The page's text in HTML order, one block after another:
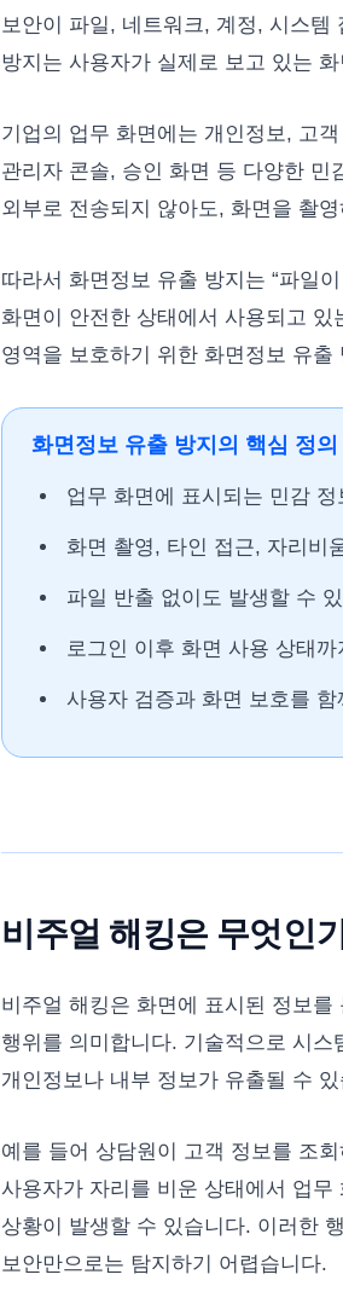
보안이 파일, 네트워크, 계정, 시스
방지는 사용자가 실제로 보고 있는
기업의 업무 화면에는 개인정보, 고
관리자 콘솔, 승인 화면 등 다양한 민
외부로 전송되지 않아도, 화면을 촬
따라서 화면정보 유출 방지는 “파일
화면이 안전한 상태에서 사용되고 있
영역을 보호하기 위한 화면정보 유출
화면정보 유출 방지의 핵심 정의
업무 화면에 표시되는 민감
화면 촬영, 타인 접근, 자리비
파일 반출 없이도 발생할 수
로그인 이후 화면 사용 상태
사용자 검증과 화면 보호를
비주얼 해킹은 무엇인
비주얼 해킹은 화면에 표시된 정보
행위를 의미합니다. 기술적으로 시
개인정보나 내부 정보가 유출될 수
예를 들어 상담원이 고객 정보를 조
사용자가 자리를 비운 상태에서 업
상황이 발생할 수 있습니다. 이러한
보안만으로는 탐지하기 어렵습니다.